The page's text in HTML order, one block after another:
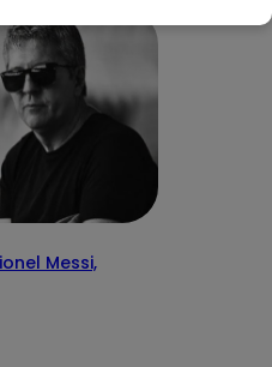
Messi,